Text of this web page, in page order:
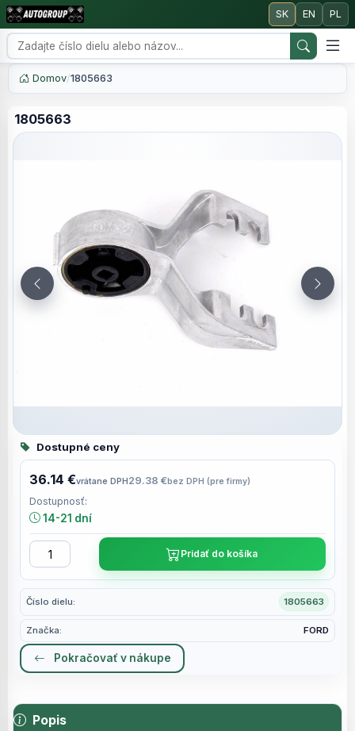
SK EN PL
Domov/1805663
1805663
Číslo dielu: 1805663
Značka: FORD
Dostupné ceny
36.14 €vrátane DPH29.38 €bez DPH (pre firmy)
Dostupnosť:
14-21 dní
Pridať do košíka
Pokračovať v nákupe
Popis